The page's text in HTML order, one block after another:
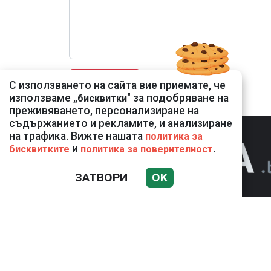
С използването на сайта вие приемате, че
използваме „бисквитки" за подобряване на
преживяването, персонализиране на
съдържанието и рекламите, и анализиране
на трафика. Вижте нашата политика за
бисквитките и политика за поверителност.
ЗАТВОРИ OK